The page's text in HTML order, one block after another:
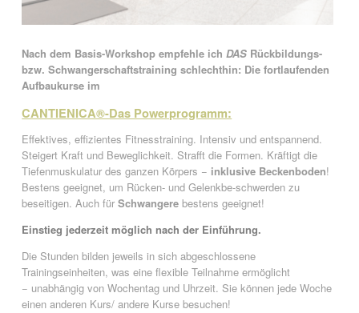
Nach dem Basis-Workshop empfehle ich DAS Rückbildungs-
bzw. Schwangerschaftstraining schlechthin: Die fortlaufenden
Aufbaukurse im
CANTIENICA®-Das Powerprogramm:
Effektives, effizientes Fitnesstraining. Intensiv und entspannend.
Steigert Kraft und Beweglichkeit. Strafft die Formen. Kräftigt die
Tiefenmuskulatur des ganzen Körpers − inklusive Beckenboden!
Bestens geeignet, um Rücken- und Gelenkbe-schwerden zu
beseitigen. Auch fürSchwangere bestens geeignet!
Einstieg jederzeit möglich nach der Einführung.
Die Stunden bilden jeweils in sich abgeschlossene
Trainingseinheiten, was eine flexible Teilnahme ermöglicht
− unabhängig von Wochentag und Uhrzeit. Sie können jede Woche
einen anderen Kurs/ andere Kurse besuchen!